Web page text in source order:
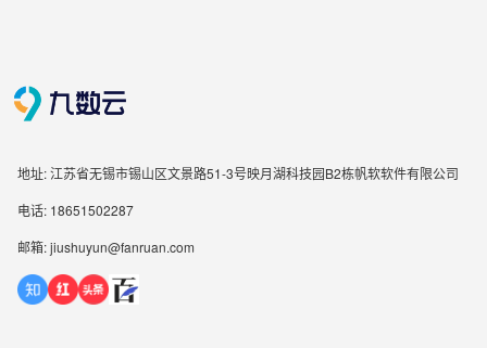
地址: 江苏省无锡市锡山区文景路51-3号映月湖科技园B2栋帆软软件有限公司
电话: 18651502287
邮箱: jiushuyun@fanruan.com